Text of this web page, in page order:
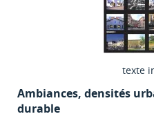
texte
Ambiances, densités
durable